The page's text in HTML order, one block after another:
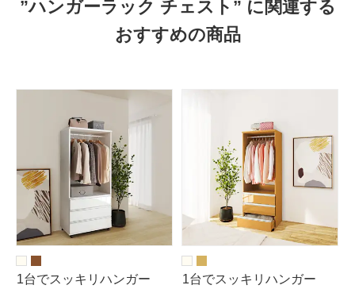
”ハンガーラック チェスト” に関連する
おすすめの商品
1台でスッキリハンガー
1台でスッキリハンガー